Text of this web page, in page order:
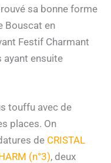
sa bonne forme
Bouscat en
Festif Charmant
ayant ensuite
touffu avec de
places. On
de CRISTAL
(n°3), deux